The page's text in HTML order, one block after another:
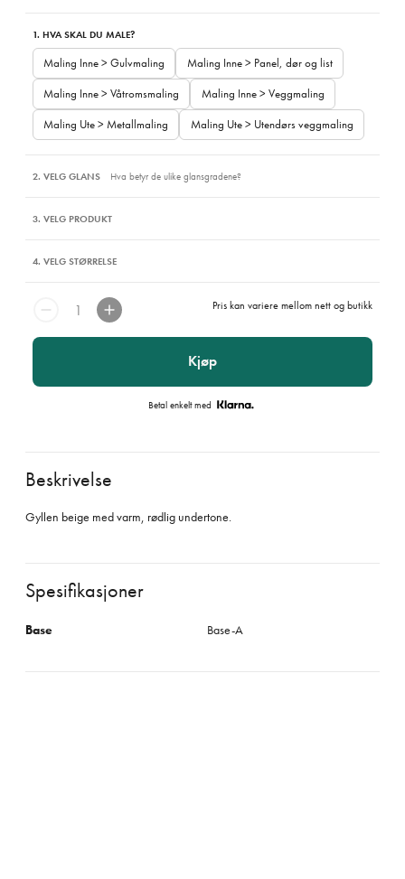
1. HVA SKAL DU MALE?
Maling Inne > Gulvmaling
Maling Inne > Panel, dør og list
Maling Inne > Våtromsmaling
Maling Inne > Veggmaling
Maling Ute > Metallmaling
Maling Ute > Utendørs veggmaling
2. VELG GLANS Hva betyr de ulike glansgradene?
3. VELG PRODUKT
4. VELG STØRRELSE
Pris kan variere mellom nett og butikk
Kjøp
Betal enkelt med
Beskrivelse
Gyllen beige med varm, rødlig undertone.
Spesifikasjoner
Base Base-A